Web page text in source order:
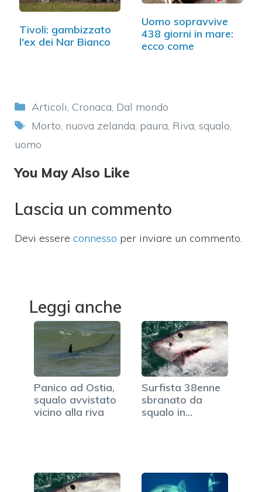
Tivoli: gambizzato
l'ex dei Nar Bianco
Uomo sopravvive
438 giorni in mare:
ecco come
Categorie
Articoli, Cronaca, Dal mondo
Tag
Morto, nuova zelanda, paura, Riva, squalo,
uomo
You May Also Like
Lascia un commento
Devi essere connesso per inviare un commento.
Leggi anche
Panico ad Ostia,
squalo avvistato
vicino alla riva
Surfista 38enne
sbranato da
squalo in